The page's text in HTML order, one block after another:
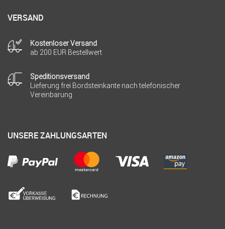
VERSAND
Kostenloser Versand
ab 200 EUR Bestellwert
Speditionsversand
Lieferung frei Bordsteinkante nach telefonischer
Vereinbarung
UNSERE ZAHLUNGSARTEN